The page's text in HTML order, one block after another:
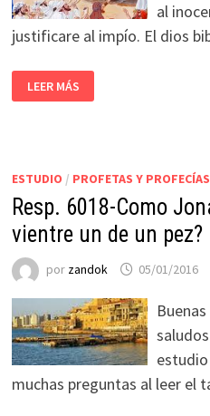
al
justificare al impío. El dios
LEER MÁS
ESTUDIO / PROFETAS Y PROFECÍAS
Resp. 6018-Como
vientre un de un pez?
por zandok 05/01/2016
muchas preguntas al leer el